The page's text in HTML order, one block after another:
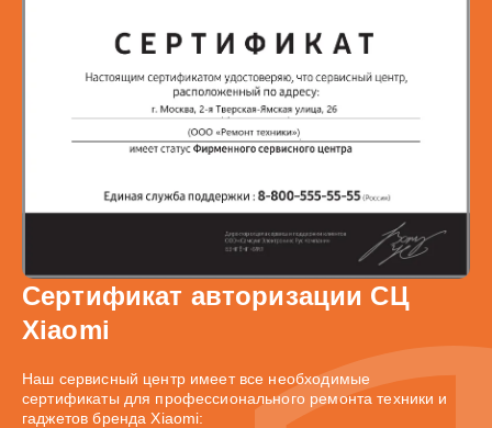
Сертификат авторизации СЦ
Xiaomi
Наш сервисный центр имеет все необходимые
сертификаты для профессионального ремонта техники и
гаджетов бренда Xiaomi: